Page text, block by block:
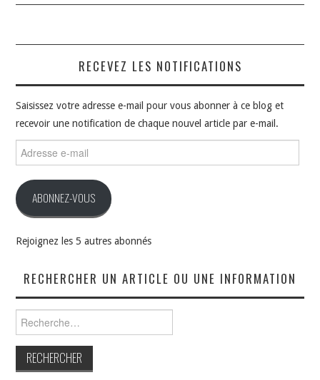
RECEVEZ LES NOTIFICATIONS
Saisissez votre adresse e-mail pour vous abonner à ce blog et
recevoir une notification de chaque nouvel article par e-mail.
e-
ABONNEZ-VOUS
Rejoignez les 5 autres abonnés
RECHERCHER UN ARTICLE OU UNE INFORMATION